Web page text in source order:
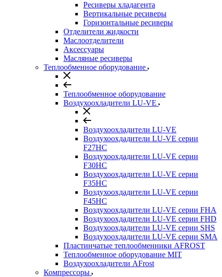
Ресиверы хладагента
Вертикальные ресиверы
Горизонтальные ресиверы
Отделители жидкости
Маслоотделители
Аксессуары
Масляные ресиверы
Теплообменное оборудование
Теплообменное оборудование
Воздухоохладители LU-VE
Воздухоохладители LU-VE
Воздухоохдадители LU-VE серии
F27HC
Воздухоохдадители LU-VE серии
F30HC
Воздухоохдадители LU-VE серии
F35HC
Воздухоохдадители LU-VE серии
F45HC
Воздухоохдадители LU-VE серии FHA
Воздухоохдадители LU-VE серии FHD
Воздухоохдадители LU-VE серии SHS
Воздухоохдадители LU-VE серии SMA
Пластинчатые теплообменники AFROST
Теплообменное оборудование MIT
Воздухоохладители AFrost
Компрессоры